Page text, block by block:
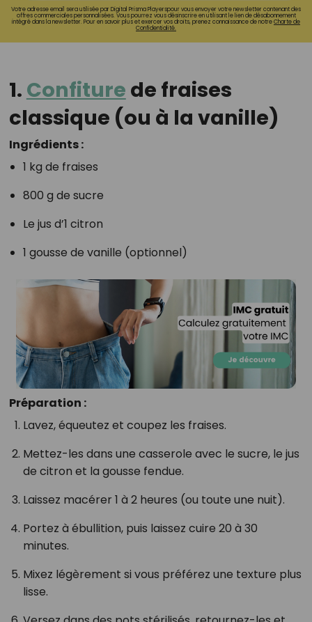
Votre adresse email sera utilisée par Digital Prisma Playerspour vous envoyer votre newsletter contenant des
offres commerciales personnalisées. Vous pourrez vous désinscrire en utilisant le lien de désabonnement
intégré dans la newsletter. Pour en savoir plus et exercer vos droits, prenez connaissance de notreCharte de
Confidentialité.
1. Confiture de fraises
classique (ou à la vanille)
Ingrédients :
1 kg de fraises
800 g de sucre
Le jus d’1 citron
1 gousse de vanille (optionnel)
Préparation :
Lavez, équeutez et coupez les fraises.
Mettez-les dans une casserole avec le sucre, le jus
de citron et la gousse fendue.
Laissez macérer 1 à 2 heures (ou toute une nuit).
Portez à ébullition, puis laissez cuire 20 à 30
minutes.
Mixez légèrement si vous préférez une texture plus
lisse.